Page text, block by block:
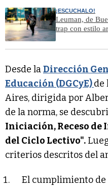
¡ESCUCHALO!
Leuman, de
trap con estilo
Desde laDirección
Educación (DGCyE)de
Aires, dirigida por
de la norma, se
Iniciación, Receso
del Ciclo Lectivo".
criterios descritos del
El cumplimiento de